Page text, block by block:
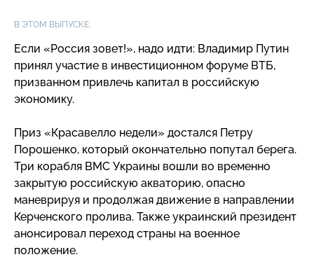
В ЭТОМ ВЫПУСКЕ:
Если «Россия зовет!», надо идти: Владимир Путин
принял участие в инвестиционном форуме ВТБ,
призванном привлечь капитал в российскую
экономику.
Приз «Красавелло недели» достался Петру
Порошенко, который окончательно попутал берега.
Три корабля ВМС Украины вошли во временно
закрытую российскую акваторию, опасно
маневрируя и продолжая движение в направлении
Керченского пролива. Также украинский президент
анонсировал переход страны на военное
положение.